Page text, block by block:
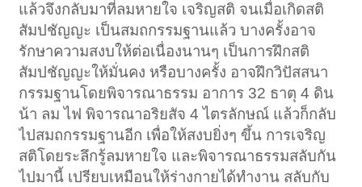
แล้วจึงกลับมาที่ลมหายใจ เจริญสติ จนเมื่อเกิดสติ
สัมปชัญญะ เป็นสมถกรรมฐานแล้ว บางครั้งอาจ
รักษาความสงบให้ต่อเนื่องนานๆ เป็นการฝึกสติ
สัมปชัญญะให้มั่นคง หรือบางครั้ง อาจฝึกวิปัสสนา
กรรมฐานโดยพิจารณาธรรม อาการ 32 ธาตุ 4 ดิน
น้า ลม ไฟ พิจารณาอริยสัจ 4 ไตรลักษณ์ แล้วก็กลับ
ไปสมถกรรมฐานอีก เพื่อให้สงบยิ่งๆ ขึ้น การเจริญ
สติโดยระลึกรู้ลมหายใจ และพิจารณาธรรมสลับกัน
ไปมานี้ เปรียบเหมือนให้ร่างกายได้ทำงาน สลับกับ